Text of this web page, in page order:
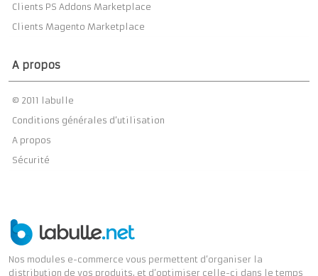
Clients PS Addons Marketplace
Clients Magento Marketplace
A propos
© 2011 labulle
Conditions générales d’utilisation
A propos
Sécurité
Nos modules e-commerce vous permettent d’organiser la
distribution de vos produits, et d’optimiser celle-ci dans le temps